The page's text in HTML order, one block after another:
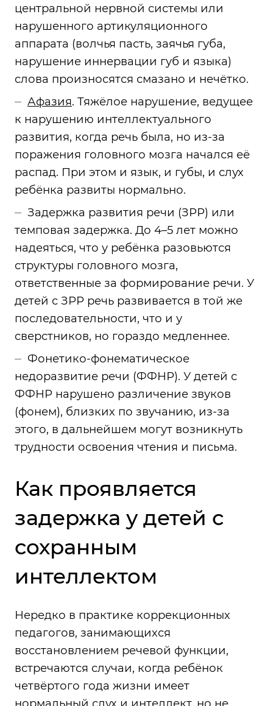
центральной нервной системы или
нарушенного артикуляционного
аппарата (волчья пасть, заячья губа,
нарушение иннервации губ и языка)
слова произносятся смазано и нечётко.
Афазия. Тяжёлое нарушение, ведущее
к нарушению интеллектуального
развития, когда речь была, но из-за
поражения головного мозга начался её
распад. При этом и язык, и губы, и слух
ребёнка развиты нормально.
Задержка развития речи (ЗРР) или
темповая задержка. До 4–5 лет можно
надеяться, что у ребёнка разовьются
структуры головного мозга,
ответственные за формирование речи. У
детей с ЗРР речь развивается в той же
последовательности, что и у
сверстников, но гораздо медленнее.
Фонетико-фонематическое
недоразвитие речи (ФФНР). У детей с
ФФНР нарушено различение звуков
(фонем), близких по звучанию, из-за
этого, в дальнейшем могут возникнуть
трудности освоения чтения и письма.
Как проявляется
задержка у детей с
сохранным
интеллектом
Нередко в практике коррекционных
педагогов, занимающихся
восстановлением речевой функции,
встречаются случаи, когда ребёнок
четвёртого года жизни имеет
нормальный слух и интеллект, но не